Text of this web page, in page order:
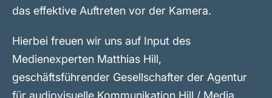
das effektive Auftreten vor der Kamera.
Hierbei freuen wir uns auf Input des
Medienexperten Matthias Hill,
geschäftsführender Gesellschafter der Agentur
für audiovisuelle Kommunikation ‌Hill / Media